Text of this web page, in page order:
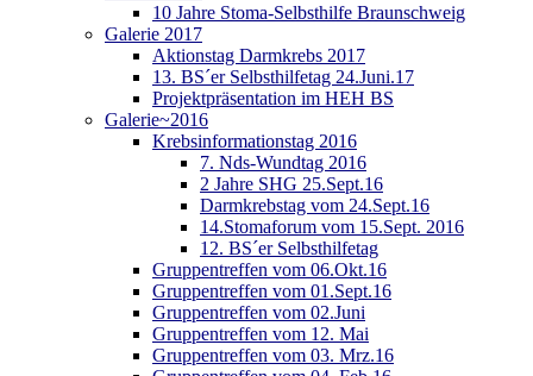
10 Jahre Stoma-Selbsthilfe Braunschweig
Galerie 2017
Aktionstag Darmkrebs 2017
13. BS´er Selbsthilfetag 24.Juni.17
Projektpräsentation im HEH BS
Galerie~2016
Krebsinformationstag 2016
7. Nds-Wundtag 2016
2 Jahre SHG 25.Sept.16
Darmkrebstag vom 24.Sept.16
14.Stomaforum vom 15.Sept. 2016
12. BS´er Selbsthilfetag
Gruppentreffen vom 06.Okt.16
Gruppentreffen vom 01.Sept.16
Gruppentreffen vom 02.Juni
Gruppentreffen vom 12. Mai
Gruppentreffen vom 03. Mrz.16